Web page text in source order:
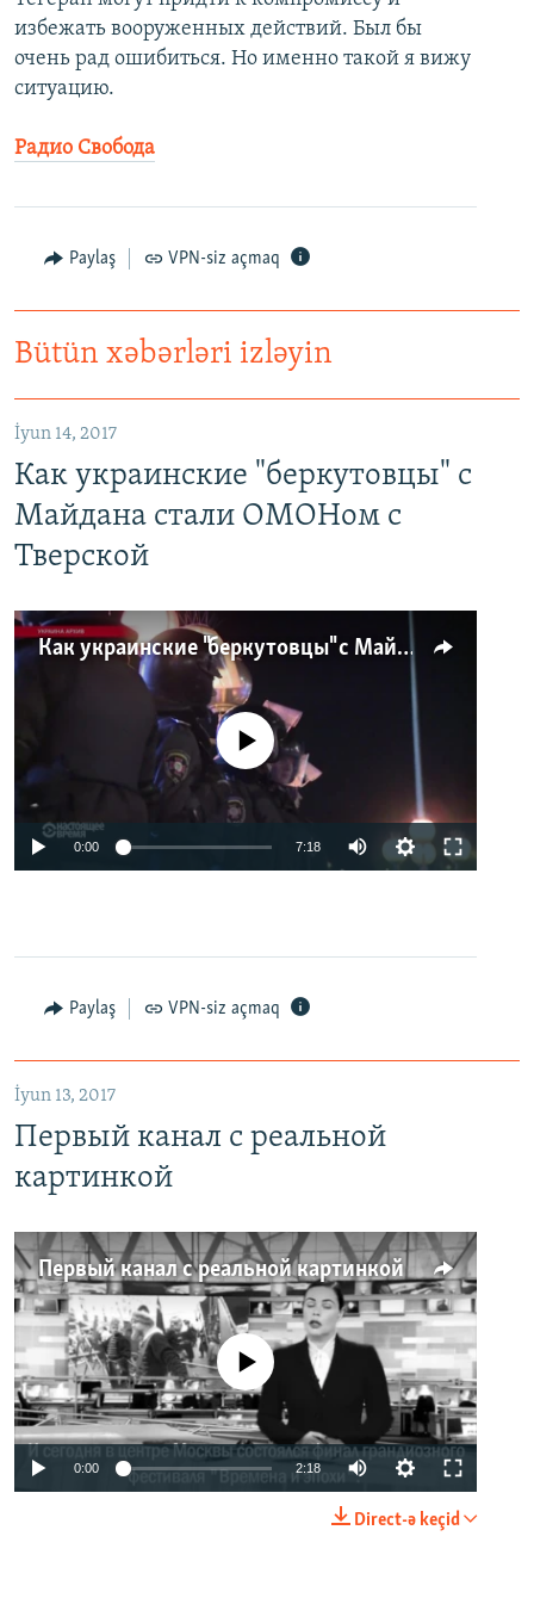
избежать вооруженных действий. Был бы
очень рад ошибиться. Но именно такой я вижу
ситуацию.
Радио Свобода
Paylaş VPN-siz açmaq
Bütün xəbərləri izləyin
İyun 14, 2017
Как украинские "беркутовцы" с
Майдана стали ОМОНом с
Тверской
Как украинские "беркутовцы" с Майдана стали ОМОНом с Тверской
No media source currently available
0:00 7:18
Paylaş VPN-siz açmaq
İyun 13, 2017
Первый канал с реальной
картинкой
Первый канал с реальной картинкой
No media source currently available
0:00 2:18
Direct-ə keçid